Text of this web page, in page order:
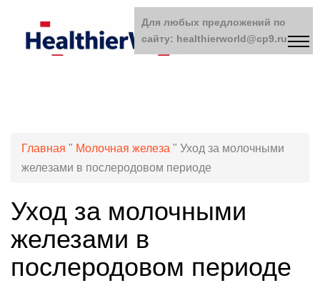
Главная " Молочная железа " Уход за молочными
железами в послеродовом периоде
Уход за молочными
железами в
послеродовом периоде
Для любых предложений по
сайту: healthierworld@cp9.ru